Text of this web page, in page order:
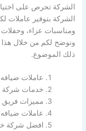
الشركة تحرص على
الشركة بتوفير عاملات
ومناسبات عزاء، وحفلات
ونوضح لكم من خلال هذا
ذلك الموضوع.
عاملات ضيافه
خدمات شركة
مميزات فريق
عاملات
افضل شركة